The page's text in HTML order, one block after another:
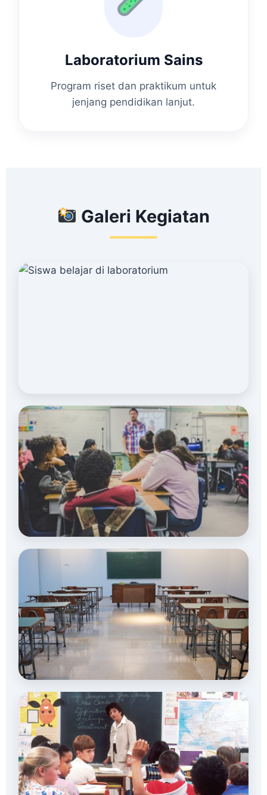
Laboratorium Sains
Program riset dan praktikum untuk
jenjang pendidikan lanjut.
Galeri Kegiatan